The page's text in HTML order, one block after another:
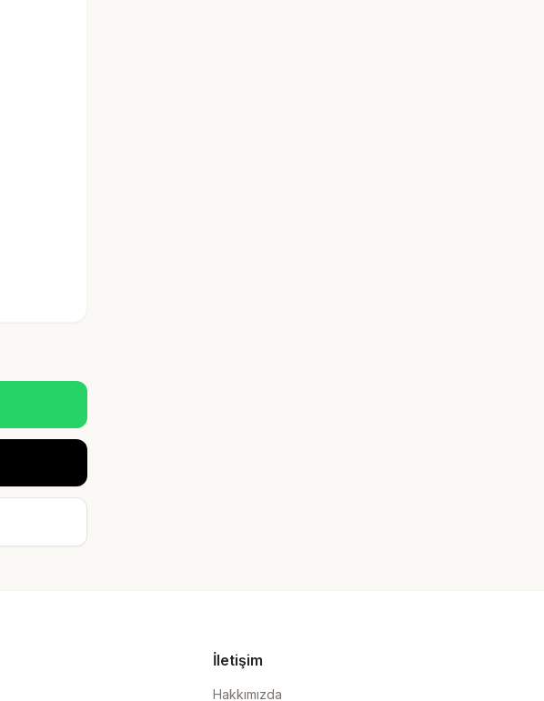
İletişim
Hakkımızda